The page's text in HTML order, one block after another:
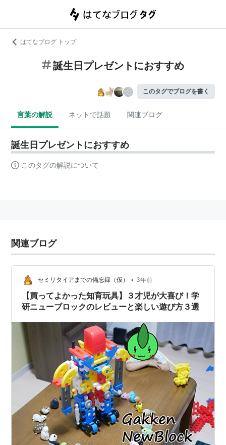
はてなブログ トップ
誕生日プレゼントにおすすめ
このタグでブログを書く
言葉の解説 ネットで話題 関連ブログ
誕生日プレゼントにおすすめ
このタグの解説について
関連ブログ
セミリタイアまでの備忘録（仮） • 3年前
【買ってよかった知育玩具】３才児が大喜び！学
研ニューブロックのレビューと楽しい遊び方３選